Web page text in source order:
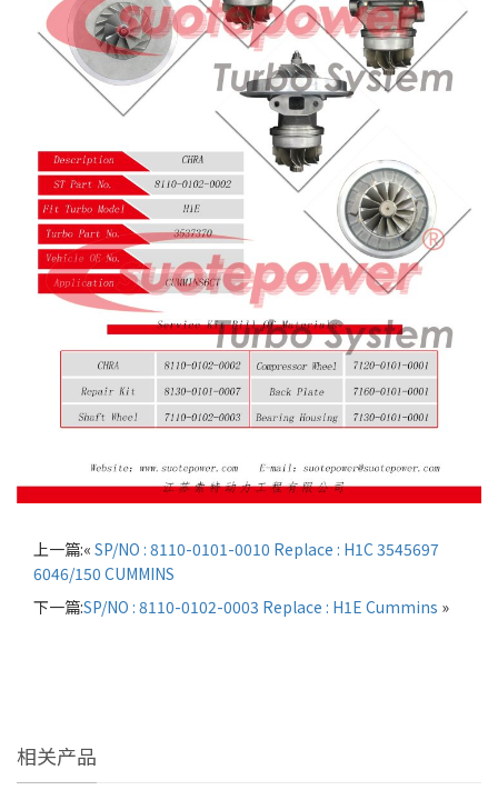
上一篇:« SP/NO : 8110-0101-0010 Replace : H1C 3545697
6046/150 CUMMINS
下一篇:SP/NO : 8110-0102-0003 Replace : H1E Cummins »
相关产品